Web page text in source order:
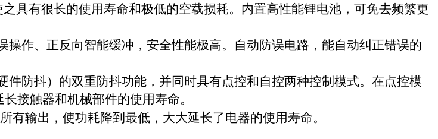
具有很长的使用寿命和极低的空载损耗。内置高性能锂电池，可免去频繁更
操作、正反向智能缓冲，安全性能极高。自动防误电路，能自动纠正错误的
防抖）的双重防抖功能，并同时具有点控和自控两种控制模式。在点控模
接触器和机械部件的使用寿命。
有输出，使功耗降到最低，大大延长了电器的使用寿命。